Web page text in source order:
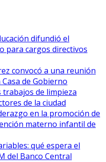
difundió el
para cargos directivos
convocó a una reunión
de Gobierno
de limpieza
de la ciudad
en la promoción de
materno infantil de
qué espera el
del Banco Central